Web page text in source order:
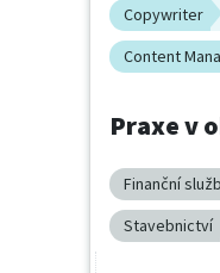
Copywriter
Content
Praxe v
Finanční
Stavebnictví